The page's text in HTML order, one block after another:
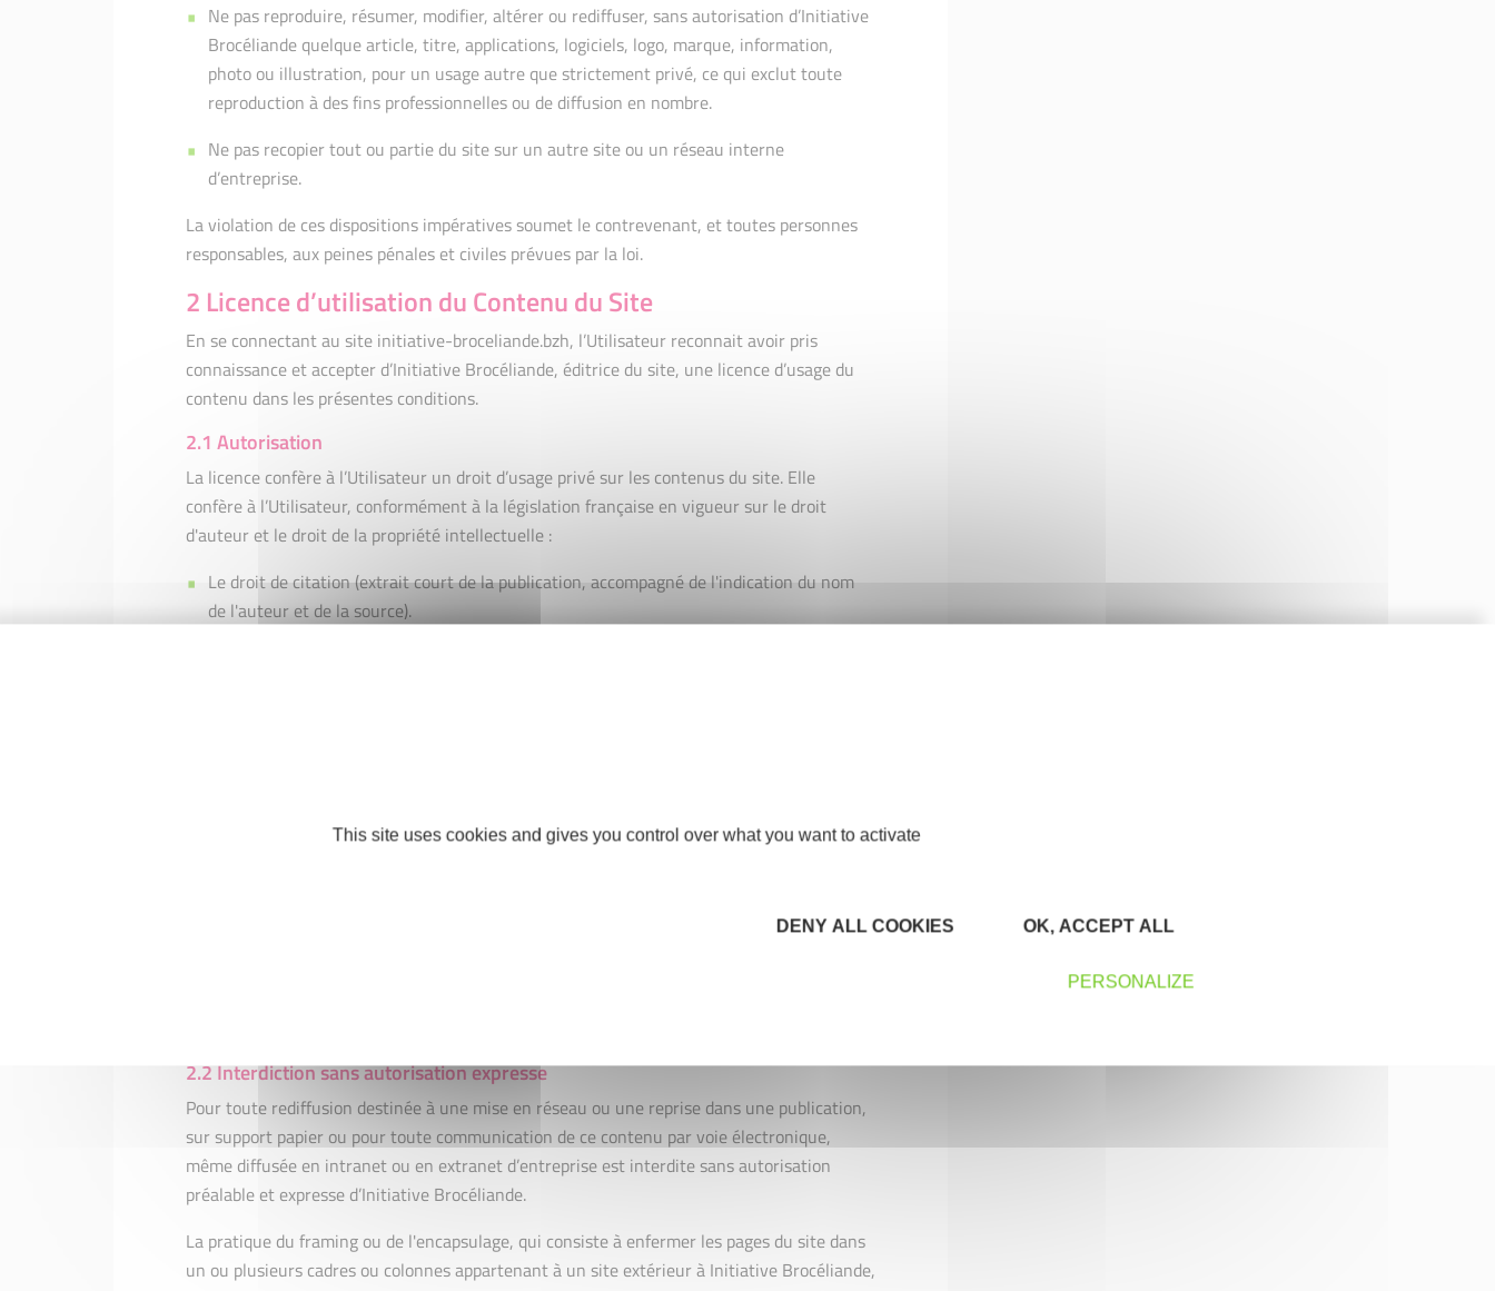
Ne pas reproduire, résumer, modifier, altérer ou rediffuser, sans autorisation d’Initiative
Brocéliande quelque article, titre, applications, logiciels, logo, marque, information,
photo ou illustration, pour un usage autre que strictement privé, ce qui exclut toute
reproduction à des fins professionnelles ou de diffusion en nombre.
Ne pas recopier tout ou partie du site sur un autre site ou un réseau interne
d’entreprise.
La violation de ces dispositions impératives soumet le contrevenant, et toutes personnes
responsables, aux peines pénales et civiles prévues par la loi.
2 Licence d’utilisation du Contenu du Site
En se connectant au site initiative-broceliande.bzh, l’Utilisateur reconnait avoir pris
connaissance et accepter d’Initiative Brocéliande, éditrice du site, une licence d’usage du
contenu dans les présentes conditions.
2.1 Autorisation
La licence confère à l’Utilisateur un droit d’usage privé sur les contenus du site. Elle
confère à l’Utilisateur, conformément à la législation française en vigueur sur le droit
d'auteur et le droit de la propriété intellectuelle :
Le droit de citation (extrait court de la publication, accompagné de l'indication du nom
de l'auteur et de la source).
dégage cependant toute responsabilité vis-à-vis des modifications que l'Utilisateur
2.2 Interdiction sans autorisation expresse
Pour toute rediffusion destinée à une mise en réseau ou une reprise dans une publication,
sur support papier ou pour toute communication de ce contenu par voie électronique,
même diffusée en intranet ou en extranet d’entreprise est interdite sans autorisation
préalable et expresse d’Initiative Brocéliande.
La pratique du framing ou de l'encapsulage, qui consiste à enfermer les pages du site dans
un ou plusieurs cadres ou colonnes appartenant à un site extérieur à Initiative Brocéliande,
This site uses cookies and gives you control over what you want to activate
OK, ACCEPT ALL
DENY ALL COOKIES
PERSONALIZE